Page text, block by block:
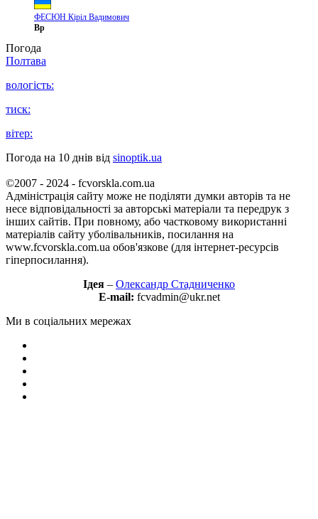
ФЕСЮН Кіріл Вадимович
Вр
Погода
Полтава
вологість:
тиск:
вітер:
Погода на 10 днів від sinoptik.ua
©2007 - 2024 - fcvorskla.com.ua
Адміністрація сайту може не поділяти думки авторів та не
несе відповідальності за авторські матеріали та передрук з
інших сайтів. При повному, або частковому використанні
матеріалів сайту уболівальників, посилання на
www.fcvorskla.com.ua обов'язкове (для інтернет-ресурсів
гіперпосилання).
Ідея – Олександр Стадниченко
E-mail: fcvadmin@ukr.net
Ми в соціальних мережах